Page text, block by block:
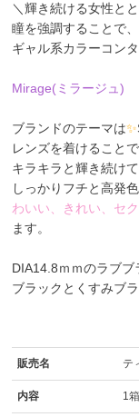
＼輝き続ける女性と
瞳を強調することで
ギャル系カラーコン
Mirage(ミラージュ)
ブランドのテーマは✨
レンズを着けること
キラキラと輝き続け
しっかりフチと高発
わいい、きれい、セ
ます。
DIA14.8ｍｍのラブブ
ブラックとくすみブ
販売名 テ
内容 1